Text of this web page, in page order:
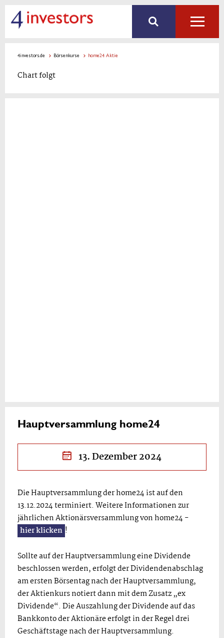
4investors.de Börsenkurse home24 Aktie
Chart folgt
Hauptversammlung home24
13. Dezember 2024
Die Hauptversammlung der home24 ist auf den
13.12.2024 terminiert. Weitere Informationen zur
jährlichen Aktionärsversammlung von home24 -
hier klicken !
Sollte auf der Hauptversammlung eine Dividende
beschlossen werden, erfolgt der Dividendenabschlag
am ersten Börsentag nach der Hauptversammlung,
der Aktienkurs notiert dann mit dem Zusatz „ex
Dividende“. Die Auszahlung der Dividende auf das
Bankkonto der Aktionäre erfolgt in der Regel drei
Geschäftstage nach der Hauptversammlung.